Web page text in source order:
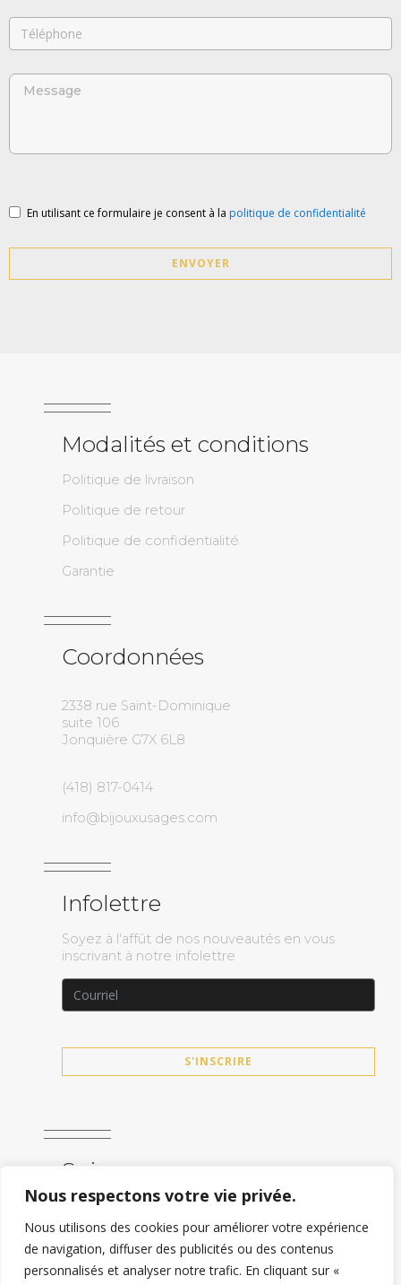
Nous respectons votre vie privée.
Nous utilisons des cookies pour améliorer votre expérience
de navigation, diffuser des publicités ou des contenus
personnalisés et analyser notre trafic. En cliquant sur «
En utilisant ce formulaire je consent à la politique de confidentialité
ENVOYER
Modalités et conditions
Politique de livraison
Politique de retour
Politique de confidentialité
Garantie
Coordonnées
2338 rue Saint-Dominique
suite 106
Jonquière G7X 6L8
(418) 817-0414
info@bijouxusages.com
Infolettre
Soyez à l'affût de nos nouveautés en vous
inscrivant à notre infolettre
S'INSCRIRE
Suivez-nous